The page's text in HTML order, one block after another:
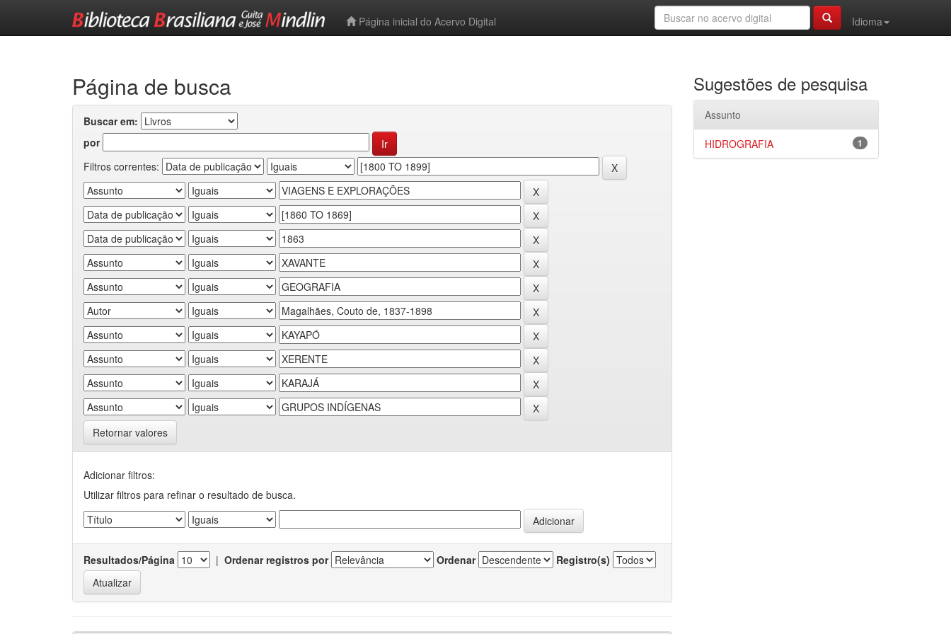
Página inicial do Acervo Digital
Idioma
Página de busca
Buscar em:
por
Filtros correntes:
Retornar valores
Adicionar filtros:
Utilizar filtros para refinar o resultado de busca.
Resultados/Página | Ordenar registros por Ordenar Registro(s)
Sugestões de pesquisa
Assunto
1
HIDROGRAFIA